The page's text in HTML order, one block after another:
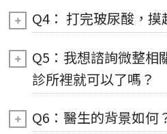
Q4： 打完玻尿酸，摸
Q5：我想諮詢微整相
診所裡就可以了嗎？
Q6：醫生的背景如何